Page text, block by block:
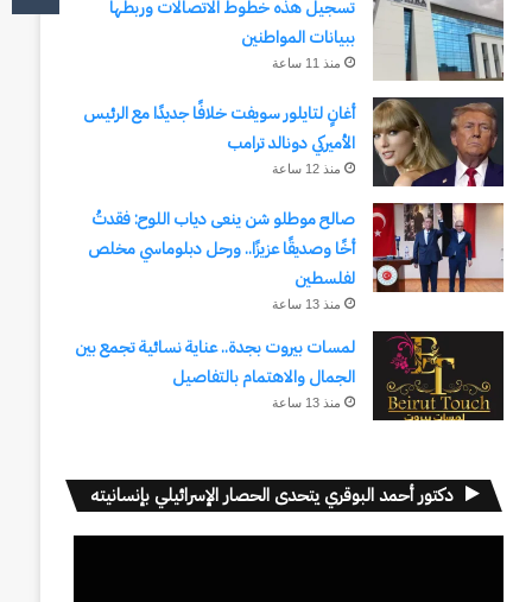
تسجيل هذه خطوط الاتصالات وربطها
ببيانات المواطنين
منذ 11 ساعة
أغانٍ لتايلور سويفت خلافًا جديدًا مع الرئيس
الأميركي دونالد ترامب
منذ 12 ساعة
صالح موطلو شن ينعى دياب اللوح: فقدتُ
أخًا وصديقًا عزيزًا.. ورحل دبلوماسي مخلص
لفلسطين
منذ 13 ساعة
لمسات بيروت بجدة.. عناية نسائية تجمع بين
الجمال والاهتمام بالتفاصيل
منذ 13 ساعة
دكتور أحمد البوقري يتحدى الحصار الإسرائيلي بإنسانيته